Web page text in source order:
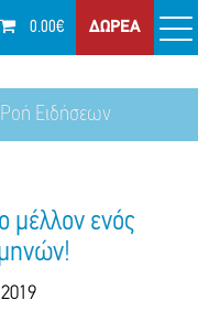
0.00€ ΔΩΡΕΑ
Ροή Ειδήσεων
μέλλον ενός